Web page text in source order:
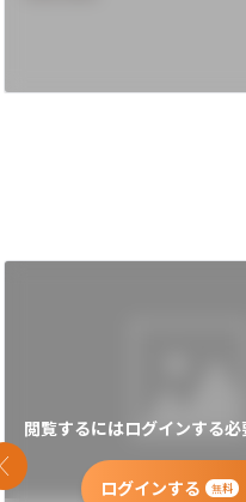
閲覧するにはログインする必
ログインする 無料
前のスライド